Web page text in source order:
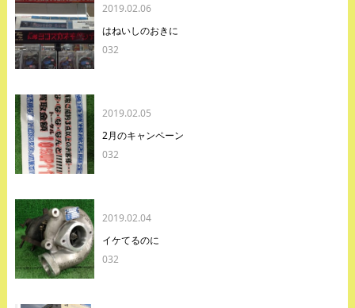
2019.02.06
はねいしのおきに
032
2019.02.05
2月のキャンペーン
032
2019.02.04
イケてるのに
032